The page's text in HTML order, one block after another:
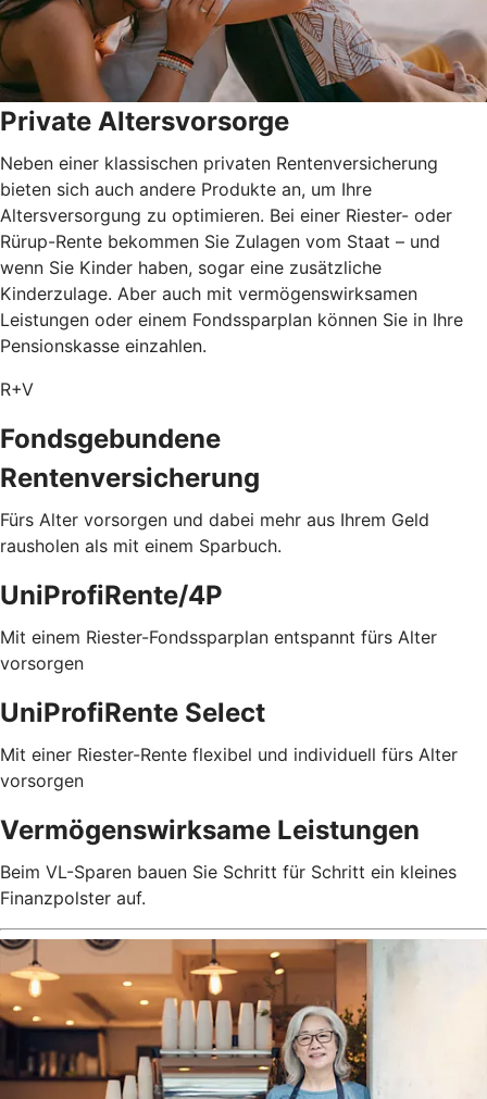
Private Altersvorsorge
Neben einer klassischen privaten Rentenversicherung
bieten sich auch andere Produkte an, um Ihre
Altersversorgung zu optimieren. Bei einer Riester- oder
Rürup-Rente bekommen Sie Zulagen vom Staat – und
wenn Sie Kinder haben, sogar eine zusätzliche
Kinderzulage. Aber auch mit vermögenswirksamen
Leistungen oder einem Fondssparplan können Sie in Ihre
Pensionskasse einzahlen.
R+V
Fondsgebundene
Rentenversicherung
Fürs Alter vorsorgen und dabei mehr aus Ihrem Geld
rausholen als mit einem Sparbuch.
UniProfiRente/4P
Mit einem Riester-Fondssparplan entspannt fürs Alter
vorsorgen
UniProfiRente Select
Mit einer Riester-Rente flexibel und individuell fürs Alter
vorsorgen
Vermögenswirksame Leistungen
Beim VL-Sparen bauen Sie Schritt für Schritt ein kleines
Finanzpolster auf.